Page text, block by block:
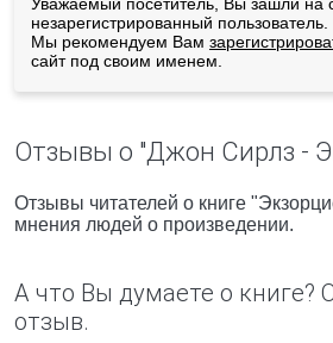
незарегистрированный пользователь.
Мы рекомендуем Вам
сайт под своим именем.
Отзывы о "Джон Сирлз -
Отзывы читателей о книге
мнения людей о произведении.
А что Вы думаете о книге?
отзыв.